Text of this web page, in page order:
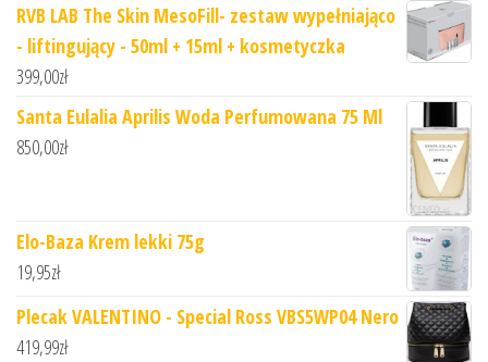
RVB LAB The Skin MesoFill- zestaw wypełniająco
- liftingujący - 50ml + 15ml + kosmetyczka
399,00zł
Santa Eulalia Aprilis Woda Perfumowana 75 Ml
850,00zł
Elo-Baza Krem lekki 75g
19,95zł
Plecak VALENTINO - Special Ross VBS5WP04 Nero
419,99zł